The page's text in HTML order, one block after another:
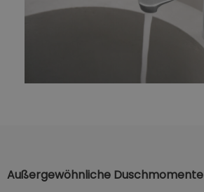
Außergewöhnliche Duschmomente